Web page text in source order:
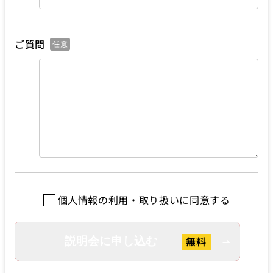
ご質問 任意
個人情報の利用・取り扱いに同意する